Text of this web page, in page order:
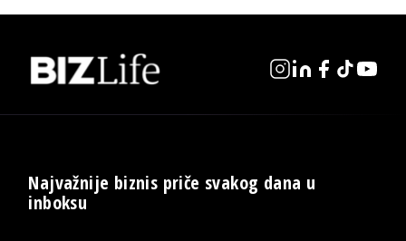
Najvažnije biznis priče svakog dana u
inboksu